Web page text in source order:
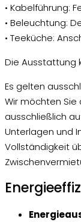
• Kabelführung:
• Beleuchtung:
• Teeküche:
Die Ausstattung
Es gelten
Wir möchten
ausschließlich
Unterlagen und
Vollständigkeit